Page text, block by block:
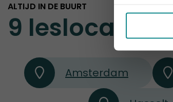
ALTIJD IN DE BUURT
9 leslocaties
Amsterdam